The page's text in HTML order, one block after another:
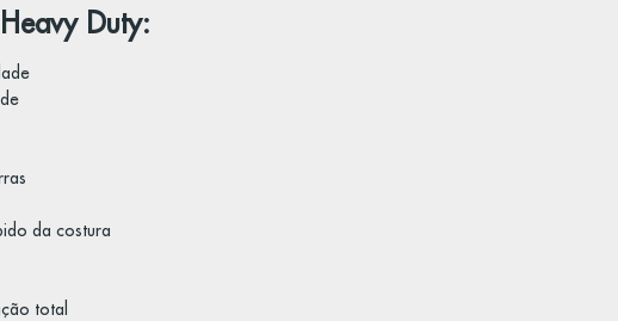
Duty:
da costura
total